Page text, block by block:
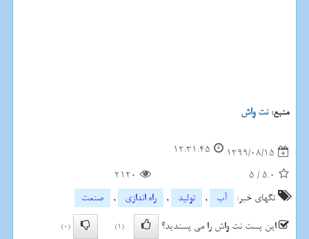
منبع:نت واش
1399/08/15
12:31:45
5.0
/
5
2120
تگهای خبر:
آب , تولید , راه اندازی ,
صنعت
این پست نت واش را می پسندید؟
(1)
(0)